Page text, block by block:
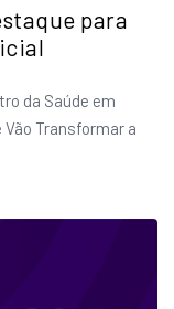
para
da Saúde em
Transformar a